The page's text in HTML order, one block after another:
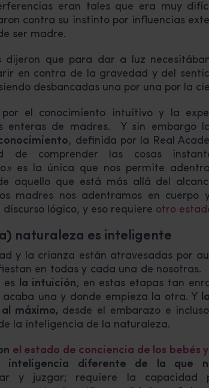
eran tales que era muy
contra su instinto por influencias
ser madre.
dijeron que para dar a luz
en contra de la gravedad y del
desbancadas una por una por la
por el conocimiento intuitivo y la
enteras de madres. Y sin embargo
, definida por la Real
de comprender las cosas
» es la única que nos permite
aquello que está más allá del
madres nos adentramos en
lógico, y eso requiere otro
naturaleza es inteligente
y la crianza están atravesadas por
en todas y cada una de nosotras.
es la intuición, en estas etapas tan
acaba una y donde empieza la otra. Y
máximo, desde el embarazo e
la inteligencia de la naturaleza.
el estado de conciencia de los bebés
diferente de la que
y juzgar; requiere la capacidad